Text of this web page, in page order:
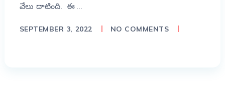
వేలు దాటింది. ఈ …
SEPTEMBER 3, 2022 NO COMMENTS